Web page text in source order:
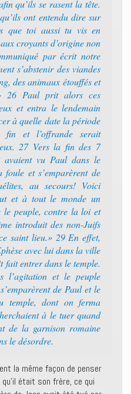
qu’ils se rasent la tête.
ont entendu dire sur
que toi aussi tu vis en
croyants d’origine non
par écrit notre
s’abstenir des viandes
des animaux étouffés et
26 Paul prit alors ces
et entra le lendemain
à quelle date la période
fin et l’offrande serait
27 Vers la fin des 7
avaient vu Paul dans le
foule et s’emparèrent de
au secours! Voici
et à tout le monde un
le peuple, contre la loi et
introduit des non-Juifs
saint lieu.» 29 En effet,
avec lui dans la ville
fait entrer dans le temple.
l’agitation et le peuple
de Paul et le
temple, dont on ferma
à le tuer quand
de la garnison romaine
le désordre.
la même façon de penser
était son frère, ce qui